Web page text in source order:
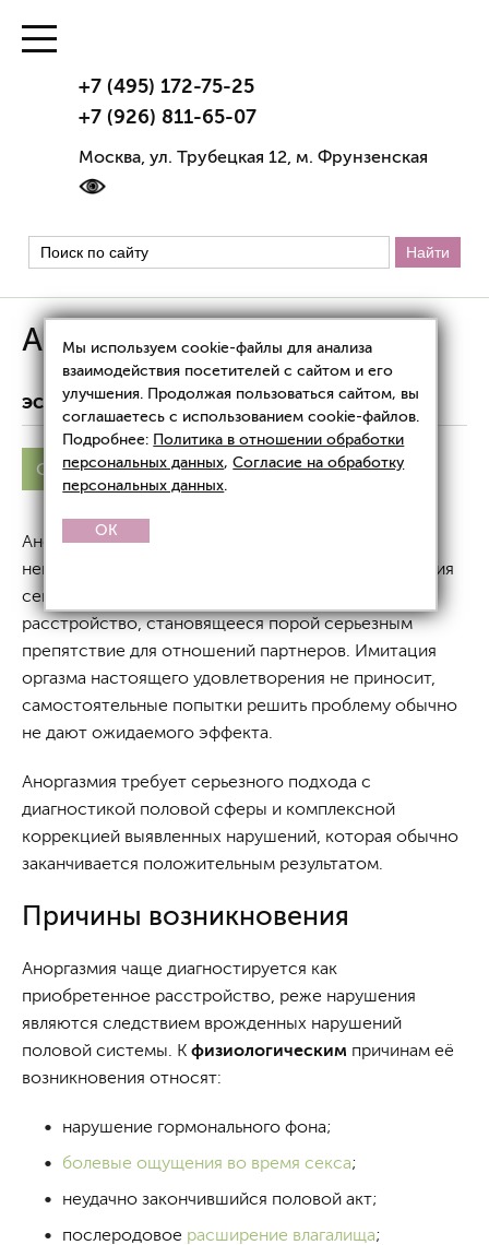
+7 (495) 172-75-25
+7 (926) 811-65-07
Москва, ул. Трубецкая 12, м. Фрунзенская
Аноргазмия
ЭСТЕТИЧЕСКАЯ ГИНЕКОЛОГИЯ АНОРГАЗМИЯ
Слабый оргазм Аноргазмия
Аноргазмией называют полную или частичную
невозможность получения оргазма во время занятия
сексом. Это распространенное сексуальное
расстройство, становящееся порой серьезным
препятствие для отношений партнеров. Имитация
оргазма настоящего удовлетворения не приносит,
самостоятельные попытки решить проблему обычно
не дают ожидаемого эффекта.
Аноргазмия требует серьезного подхода с
диагностикой половой сферы и комплексной
коррекцией выявленных нарушений, которая обычно
заканчивается положительным результатом.
Причины возникновения
Аноргазмия чаще диагностируется как
приобретенное расстройство, реже нарушения
являются следствием врожденных нарушений
половой системы. К физиологическим причинам её
возникновения относят:
нарушение гормонального фона;
болевые ощущения во время секса;
неудачно закончившийся половой акт;
послеродовое расширение влагалища;
Мы используем cookie-файлы для анализа
взаимодействия посетителей с сайтом и его
улучшения. Продолжая пользоваться сайтом, вы
соглашаетесь с использованием cookie-файлов.
Подробнее: Политика в отношении обработки
персональных данных,Согласие на обработку
персональных данных.
OK